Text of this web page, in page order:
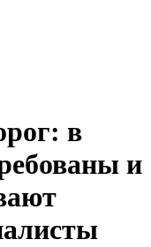
в
и